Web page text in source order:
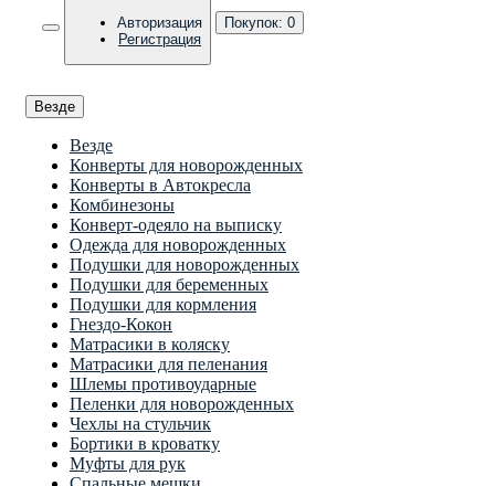
Авторизация
Регистрация
Покупок: 0
Везде
Везде
Конверты для новорожденных
Конверты в Автокресла
Комбинезоны
Конверт-одеяло на выписку
Одежда для новорожденных
Подушки для новорожденных
Подушки для беременных
Подушки для кормления
Гнездо-Кокон
Матрасики в коляску
Матрасики для пеленания
Шлемы противоударные
Пеленки для новорожденных
Чехлы на стульчик
Бортики в кроватку
Муфты для рук